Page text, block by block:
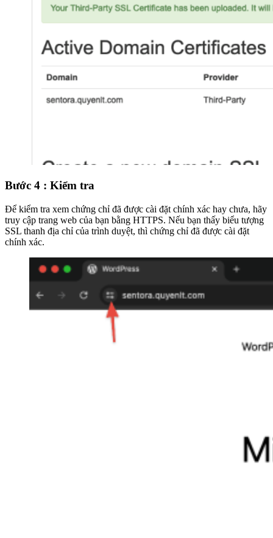
Bước 4 : Kiểm tra
Để kiểm tra xem chứng chỉ đã được cài đặt chính xác hay chưa, hãy
truy cập trang web của bạn bằng HTTPS. Nếu bạn thấy biểu tượng
SSL thanh địa chỉ của trình duyệt, thì chứng chỉ đã được cài đặt
chính xác.